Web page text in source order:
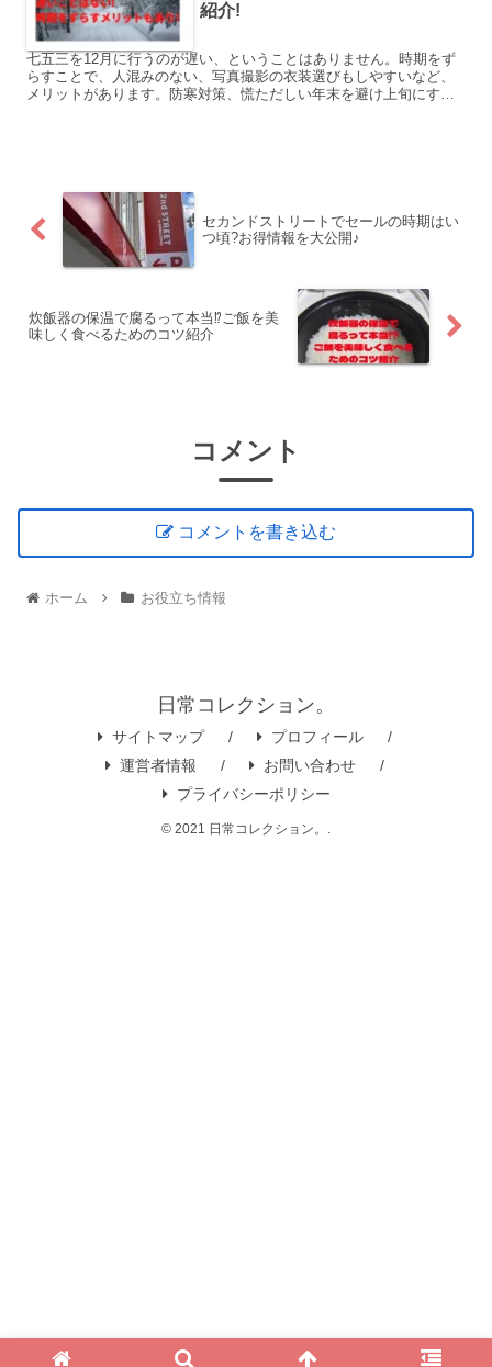
紹介!
七五三を12月に行うのが遅い、ということはありません。時期をず
らすことで、人混みのない、写真撮影の衣装選びもしやすいなど、
メリットがあります。防寒対策、慌ただしい年末を避け上旬にする
セカンドストリートでセールの時期はい
つ頃?お得情報を大公開♪
炊飯器の保温で腐るって本当⁉︎ご飯を美
味しく食べるためのコツ紹介
コメント
コメントを書き込む
ホーム お役立ち情報
日常コレクション。
サイトマップ
プロフィール
運営者情報
お問い合わせ
プライバシーポリシー
© 2021 日常コレクション。.